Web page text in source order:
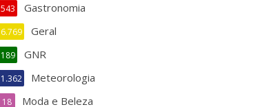
Gastronomia
543
Geral
6.769
GNR
189
Meteorologia
1.362
Moda e Beleza
18